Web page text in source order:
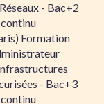
- Bac+2
Formation
- Bac+3